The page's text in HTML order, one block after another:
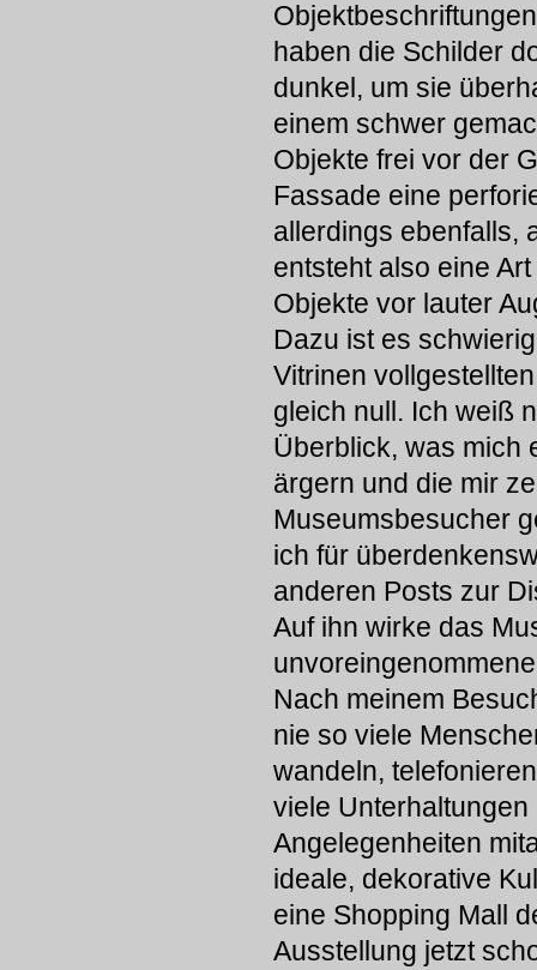
haben die Schilder
dunkel, um sie
einem schwer
Objekte frei vor der
Fassade eine
allerdings ebenfalls,
entsteht also eine
Objekte vor lauter
Dazu ist es
Vitrinen
gleich null. Ich weiß
Überblick, was mich
ärgern und die mir
Museumsbesucher
ich für
anderen Posts zur
Auf ihn wirke das
Nach meinem
nie so viele
wandeln,
viele
Angelegenheiten
ideale, dekorative
eine Shopping Mall
Ausstellung jetzt